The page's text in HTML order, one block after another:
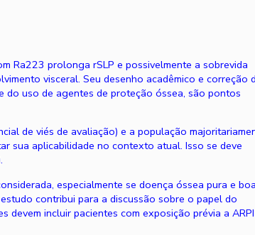
Ra223 prolonga rSLP e possivelmente a sobrevida
visceral. Seu desenho acadêmico e correção
do uso de agentes de proteção óssea, são pontos
de viés de avaliação) e a população
sua aplicabilidade no contexto atual. Isso se deve
especialmente se doença óssea pura e boa
contribui para a discussão sobre o papel do
devem incluir pacientes com exposição prévia a